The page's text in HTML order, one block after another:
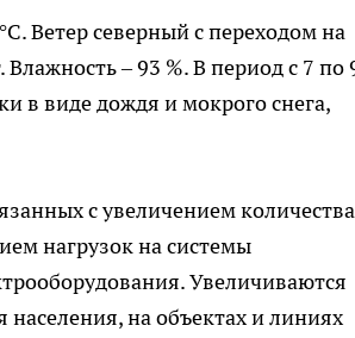
Ветер северный с переходом на
– 93 %. В период с 7 по
в виде дождя и мокрого снега,
с увеличением количества
нагрузок на системы
Увеличиваются
на объектах и линиях